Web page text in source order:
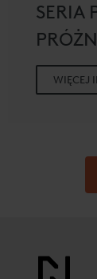
SERIA
WIĘCEJ